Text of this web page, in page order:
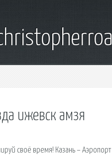
ижевск амзя
своё время! Казань –